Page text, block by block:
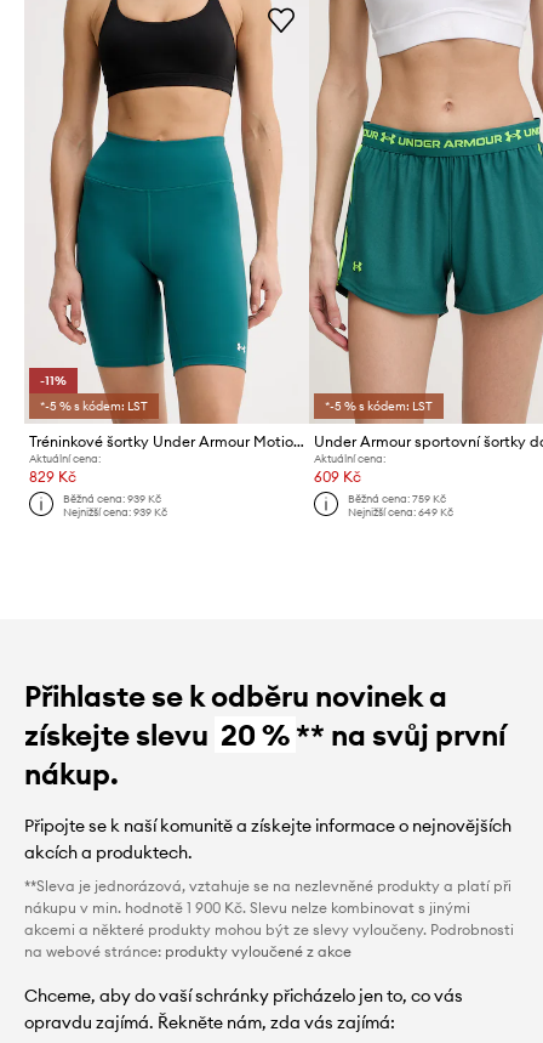
-11%
*-5 % s kódem: LST
Tréninkové šortky Under Armour Motion
Aktuální cena:
829 Kč
Běžná cena:939 Kč
Nejnižší cena:939 Kč
*-5 % s kódem: LST
Aktuální cena:
609 Kč
Běžná cena: 759 Kč
Nejnižší cena: 649 Kč
Přihlaste se k odběru novinek a
získejte slevu 20 %** na svůj první
nákup.
Připojte se k naší komunitě a získejte informace o nejnovějších
akcích a produktech.
**Sleva je jednorázová, vztahuje se na nezlevněné produkty a platí při
nákupu v min. hodnotě 1 900 Kč. Slevu nelze kombinovat s jinými
akcemi a některé produkty mohou být ze slevy vyloučeny. Podrobnosti
na webové stránce: produkty vyloučené z akce
Chceme, aby do vaší schránky přicházelo jen to, co vás
opravdu zajímá. Řekněte nám, zda vás zajímá: